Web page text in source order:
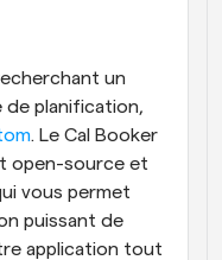
un
planification,
. Le Cal Booker
open-source et
vous permet
puissant de
application tout